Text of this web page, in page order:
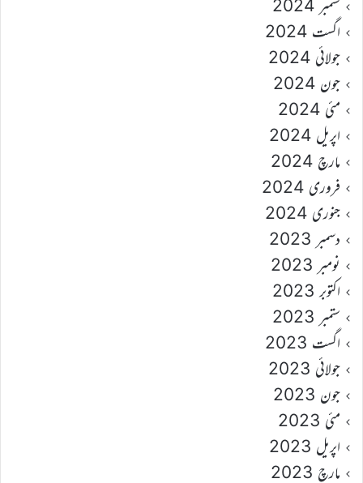
ستمبر 2024
اگست 2024
جولائی 2024
جون 2024
مئی 2024
اپریل 2024
مارچ 2024
فروری 2024
جنوری 2024
دسمبر 2023
نومبر 2023
اکتوبر 2023
ستمبر 2023
اگست 2023
جولائی 2023
جون 2023
مئی 2023
اپریل 2023
مارچ 2023